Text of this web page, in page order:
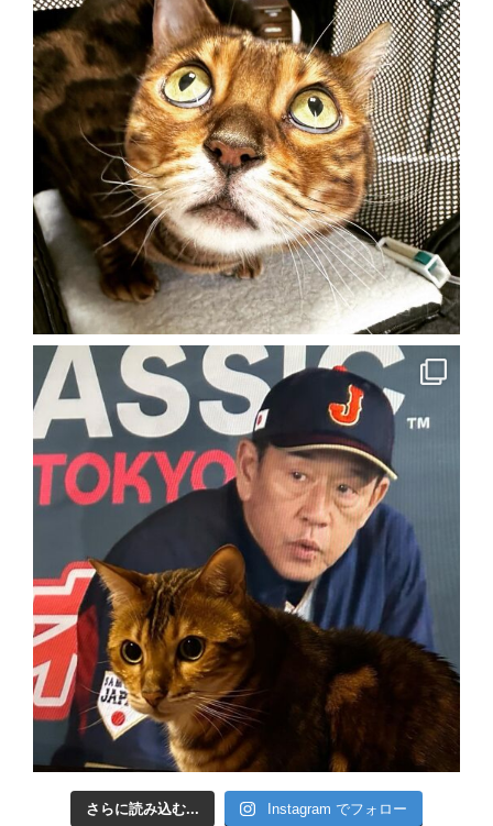
さらに読み込む... Instagram でフォロー